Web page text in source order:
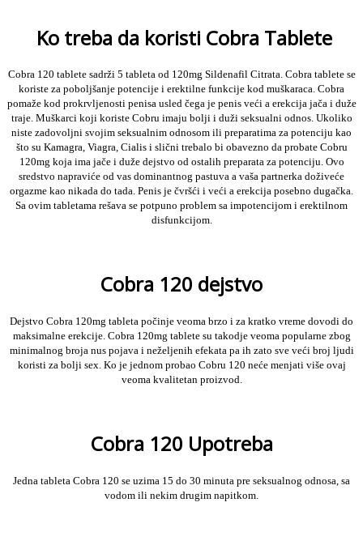
Ko treba da koristi Cobra Tablete
Cobra 120 tablete sadrži 5 tableta od 120mg Sildenafil Citrata. Cobra tablete se
koriste za poboljšanje potencije i erektilne funkcije kod muškaraca. Cobra
pomaže kod prokrvljenosti penisa usled čega je penis veći a erekcija jača i duže
traje. Muškarci koji koriste Cobru imaju bolji i duži seksualni odnos. Ukoliko
niste zadovoljni svojim seksualnim odnosom ili preparatima za potenciju kao
što su Kamagra, Viagra, Cialis i slični trebalo bi obavezno da probate Cobru
120mg koja ima jače i duže dejstvo od ostalih preparata za potenciju. Ovo
sredstvo napraviće od vas dominantnog pastuva a vaša partnerka doživeće
orgazme kao nikada do tada. Penis je čvršći i veći a erekcija posebno dugačka.
Sa ovim tabletama rešava se potpuno problem sa impotencijom i erektilnom
disfunkcijom.
Cobra 120 dejstvo
Dejstvo Cobra 120mg tableta počinje veoma brzo i za kratko vreme dovodi do
maksimalne erekcije. Cobra 120mg tablete su takodje veoma popularne zbog
minimalnog broja nus pojava i neželjenih efekata pa ih zato sve veći broj ljudi
koristi za bolji sex. Ko je jednom probao Cobru 120 neće menjati više ovaj
veoma kvalitetan proizvod.
Cobra 120 Upotreba
Jedna tableta Cobra 120 se uzima 15 do 30 minuta pre seksualnog odnosa, sa
vodom ili nekim drugim napitkom.